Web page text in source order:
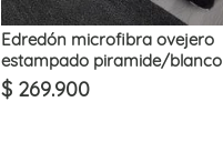
Edredón microfibra ovejero
estampado piramide/blanco
$ 269.900